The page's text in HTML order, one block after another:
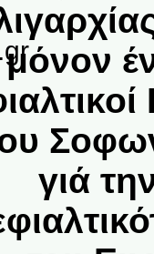
μόνον
γιά